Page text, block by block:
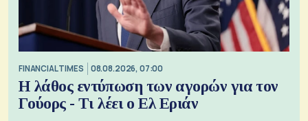
FINANCIAL TIMES 08.08.2026, 07:00
Η λάθος εντύπωση των αγορών για τον
Γούορς - Τι λέει ο Ελ Εριάν